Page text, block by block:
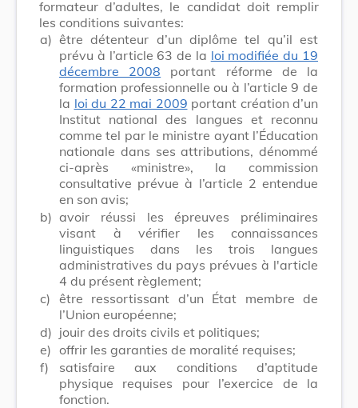
formateur d’adultes, le candidat doit remplir
les conditions suivantes:
a) être détenteur d’un diplôme tel qu’il est
prévu à l’article 63 de la loi modifiée du 19
décembre 2008 portant réforme de la
formation professionnelle ou à l’article 9 de
la loi du 22 mai 2009 portant création d’un
Institut national des langues et reconnu
comme tel par le ministre ayant l’Éducation
nationale dans ses attributions, dénommé
ci-après «ministre», la commission
consultative prévue à l’article 2 entendue
en son avis;
b) avoir réussi les épreuves préliminaires
visant à vérifier les connaissances
linguistiques dans les trois langues
administratives du pays prévues à l'article
4 du présent règlement;
c) être ressortissant d’un État membre de
l’Union européenne;
d) jouir des droits civils et politiques;
e) offrir les garanties de moralité requises;
f)
satisfaire aux conditions d’aptitude
physique requises pour l’exercice de la
fonction.